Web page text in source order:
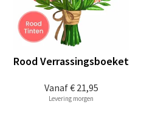
Vanaf€ 21,95
Rood Verrassingsboeket
Levering morgen